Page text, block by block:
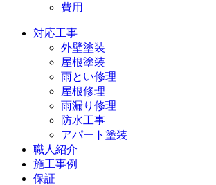
費用
対応工事
外壁塗装
屋根塗装
雨とい修理
屋根修理
雨漏り修理
防水工事
アパート塗装
職人紹介
施工事例
保証